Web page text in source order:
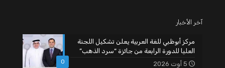
آخر الأخبار
0
مركز أبوظبي للغة العربية يعلن تشكيل اللجنة
العليا للدورة الرابعة من جائزة “سرد الذهب”
5 أوت 2026